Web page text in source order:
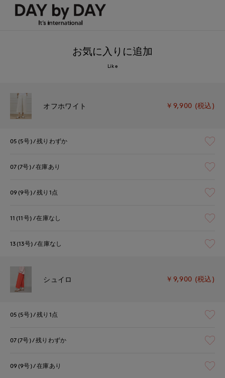
お気に入りに追加
Like
オフホワイト ￥9,900 (税込)
05(5号) 残りわずか
07(7号) 在庫あり
09(9号) 残り1点
11(11号) 在庫なし
13(13号) 在庫なし
シュイロ ￥9,900 (税込)
05(5号) 残り1点
07(7号) 残りわずか
09(9号) 在庫あり